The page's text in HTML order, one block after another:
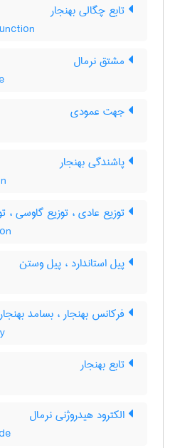
تابع چگالی بهنجار
مشتق نرمال
جهت عمودی
پاشندگی بهنجار
توزیع عادی ، توزیع گاوسی ،
پیل استاندارد ، پیل وستن
فرکانس بهنجار ، بسامد بهنجار
تابع بهنجار
الکترود هیدروژنی نرمال